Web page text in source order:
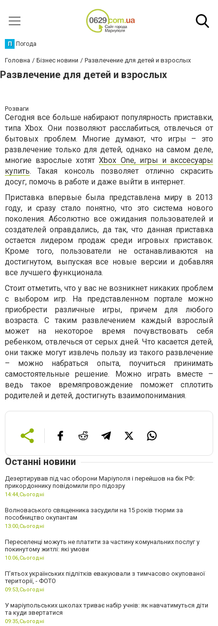
П Погода
Головна Бізнес новини Развлечение для детей и взрослых
Развлечение для детей и взрослых
Розваги
Сегодня все больше набирают популярность приставки,
типа Xbox. Они позволяют расслабиться, отвлечься от
бытовых проблем. Многие думают, что игры – это
развлечение только для детей, однако на самом деле,
многие взрослые хотятXbox One, игры и акссесуары
купить. Такая консоль позволяет отлично скрасить
досуг, помочь в работе и даже выйти в интернет.
Приставка впервые была представлена миру в 2013
году, и сразу стало понятно, что это система нового
поколения. Абсолютно все ожидания пользователей и
создателей оправдались, да так, что данная приставка
остается лидером продаж среди игровых приставок.
Кроме того, пользователи не останавливаются на
достигнутом, выпуская все новые версии и добавляя
все лучшего функционала.
Стоит отметить, что у вас не возникнет никаких проблем
с выбором игр. На представленном портале можно
приобрести различные игры, причем для любого
возраста. С таким развлечением каждый взрослый
может на некоторое время почувствовать себя
ребенком, отвлечься от серых дней. Что касается детей,
они также могут извлечь пользу из такого развлечение
– можно набраться опыта, поучиться принимать
самостоятельные решение. Можно играть вместе –
ведь такое времяпровождение поможет сплотить
родителей и детей, достигнуть взаимопонимания.
Останні новини
Дезертирував під час оборони Маріуполя і перейшов на бік РФ:
прикордоннику повідомили про підозру
14:44,Сьогодні
Волноваського священника засудили на 15 років тюрми за
пособництво окупантам
13:00,Сьогодні
Переселенці можуть не платити за частину комунальних послуг у
покинутому житлі: які умови
10:06,Сьогодні
П’ятьох українських підлітків евакуювали з тимчасово окупованої
території, - ФОТО
09:53,Сьогодні
У маріупольських школах триває набір учнів: як навчатимуться діти
та куди звертатися
09:35,Сьогодні